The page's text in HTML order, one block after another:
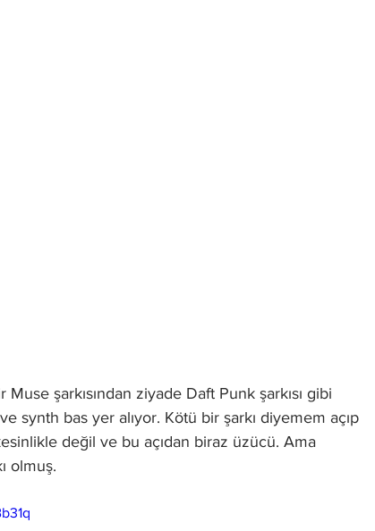
synth bas yer alıyor. Kötü bir şarkı diyemem açıp
değil ve bu açıdan biraz üzücü. Ama
olmuş.